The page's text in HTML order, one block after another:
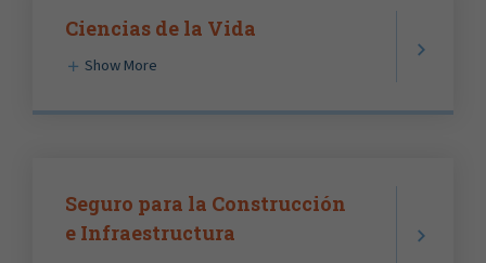
Ciencias de la Vida
Show More
Seguro para la Construcción
e Infraestructura